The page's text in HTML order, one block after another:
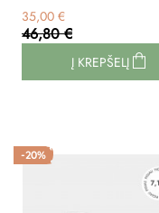
35,00 €
46,80 €
Į KREPŠELĮ
-20%